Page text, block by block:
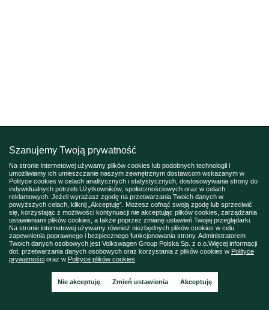
Szanujemy Twoją prywatność
Na stronie internetowej używamy plików cookies lub podobnych technologii i
umożliwiamy ich umieszczanie naszym zewnętrznym dostawcom wskazanym w
Polityce cookies w celach analitycznych i statystycznych, dostosowywania strony do
indywidualnych potrzeb Użytkowników, społecznościowych oraz w celach
reklamowych. Jeżeli wyrażasz zgodę na przetwarzania Twoich danych w
powyższych celach, kliknij „Akceptuję”. Możesz cofnąć swoją zgodę lub sprzeciwić
się, korzystając z możliwości kontynuacji nie akceptując plików cookies, zarządzania
ustawieniami plików cookies, a także poprzez zmianę ustawień Twojej przeglądarki.
Na stronie internetowej używamy również niezbędnych plików cookies w celu
zapewnienia poprawnego i bezpiecznego funkcjonowania strony. Administratorem
Twoich danych osobowych jest Volkswagen Group Polska Sp. z o.o.Więcej informacji
dot. przetwarzania danych osobowych oraz korzystania z plików cookies w Polityce
prywatności oraz w Polityce plików cookies
Nie akceptuję Zmień ustawienia Akceptuję